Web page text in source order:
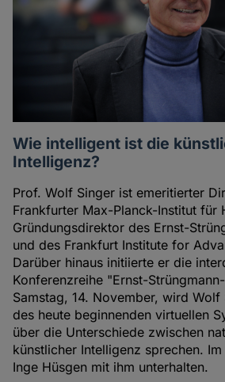
Wie intelligent ist die
Intelligenz?
Prof. Wolf Singer ist emeritierter
Frankfurter Max-Planck-Institut für
Gründungsdirektor des Ernst-
und des Frankfurt Institute for
Darüber hinaus initiierte er die
Konferenzreihe "Ernst-
Samstag, 14. November, wird Wolf
des heute beginnenden virtuellen
über die Unterschiede zwischen
künstlicher Intelligenz sprechen.
Inge Hüsgen mit ihm unterhalten.